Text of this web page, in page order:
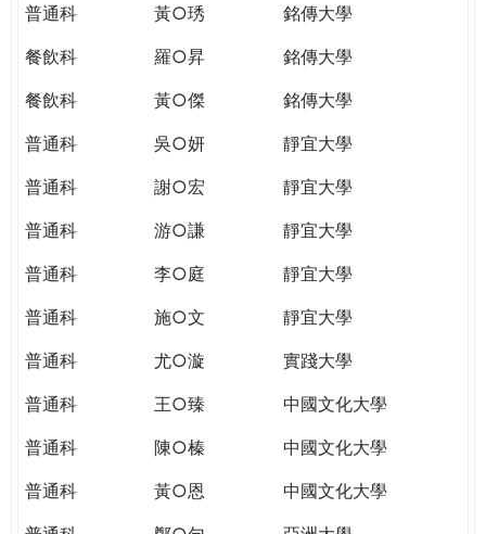
普通科
黃○琇
銘傳大學
餐飲科
羅○昇
銘傳大學
餐飲科
黃○傑
銘傳大學
普通科
吳○妍
靜宜大學
普通科
謝○宏
靜宜大學
普通科
游○謙
靜宜大學
普通科
李○庭
靜宜大學
普通科
施○文
靜宜大學
普通科
尤○漩
實踐大學
普通科
王○臻
中國文化大學
普通科
陳○榛
中國文化大學
普通科
黃○恩
中國文化大學